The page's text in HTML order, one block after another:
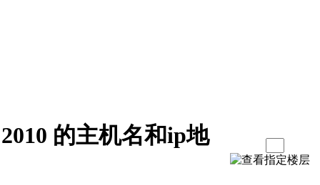
的主机名和ip地